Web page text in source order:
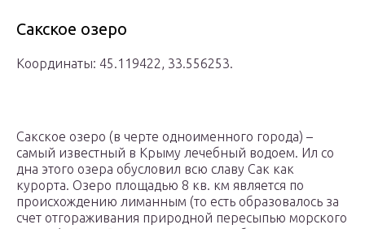
Сакское озеро
Координаты: 45.119422, 33.556253.
Сакское озеро (в черте одноименного города) –
самый известный в Крыму лечебный водоем. Ил со
дна этого озера обусловил всю славу Сак как
курорта. Озеро площадью 8 кв. км является по
происхождению лиманным (то есть образовалось за
счет отгораживания природной пересыпью морского